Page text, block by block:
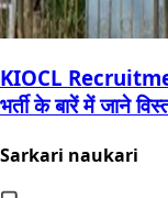
KIOCL
भर्ती के बारें में जाने
Sarkari naukari